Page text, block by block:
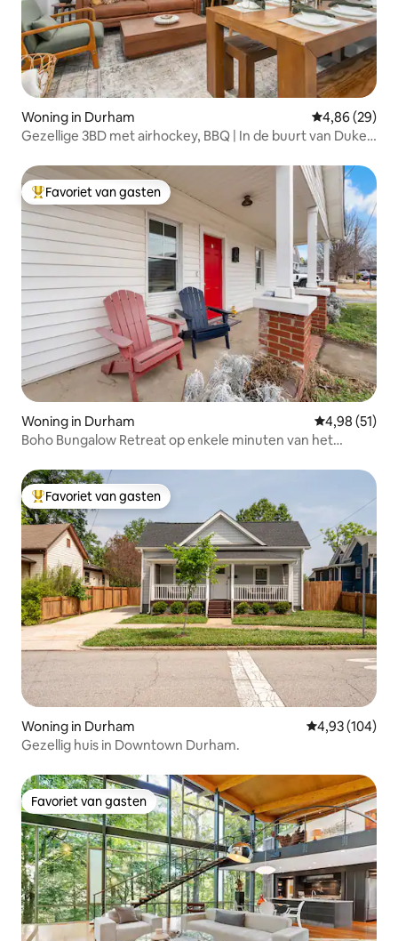
Woning in Durham Gemiddelde
4,86 (29)
Gezellige 3BD met airhockey, BBQ | In de buurt van Duke
Topfavoriet van gasten
Favoriet van gasten
Woning in Durham Gemiddelde
4,98 (51)
Boho Bungalow Retreat op enkele minuten van het
Topfavoriet van gasten
Favoriet van gasten
Woning in Durham Gemiddelde
4,93 (104)
Gezellig huis in Downtown Durham.
Favoriet van gasten
Favoriet van gasten